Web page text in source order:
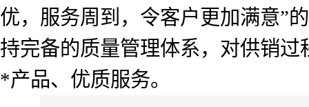
优，服务周到，令客户更加满意”
持完备的质量管理体系，对供销
*产品、优质服务。